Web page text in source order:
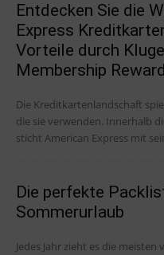
Entdecken Sie die
Express
Vorteile durch
Membership
Die Kreditkartenlandschaft
die sie verwenden. Innerhalb
sticht American Express mit
Die perfekte
Sommerurlaub
Jedes Jahr zieht es die